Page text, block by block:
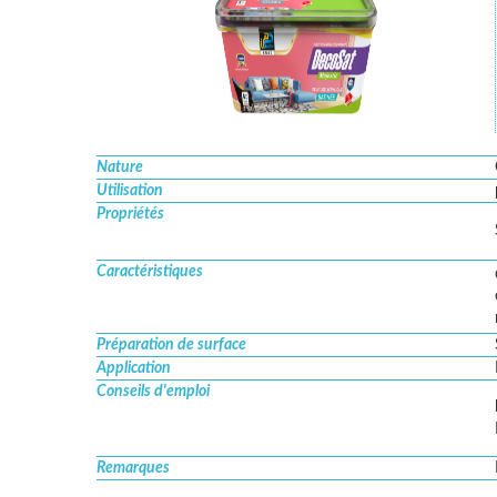
Nature
Utilisation
Propriétés
Caractéristiques
Préparation de surface
Application
Conseils d'emploi
Remarques